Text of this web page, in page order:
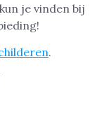
je vinden bij
.